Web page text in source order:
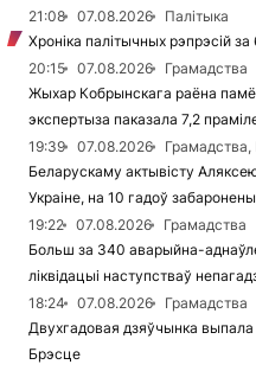
21:08
07.08.2026
Палітыка
Хроніка палітычных рэпрэсій
20:15
07.08.2026
Грамадства
Жыхар Кобрынскага раёна
экспертыза паказала 7,2
19:39
07.08.2026
Грамадства,
Беларускаму актывісту
Украіне, на 10 гадоў
19:22
07.08.2026
Грамадства
Больш за 340 аварыйна-
ліквідацыі наступстваў
18:24
07.08.2026
Грамадства
Двухгадовая дзяўчынка
Брэсце